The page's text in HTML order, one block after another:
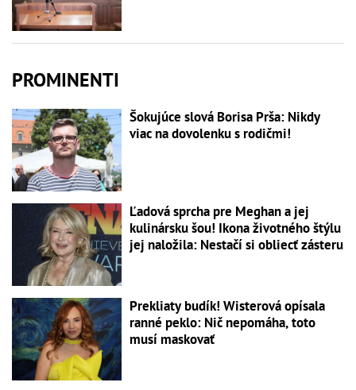
PROMINENTI
Šokujúce slová Borisa Prša: Nikdy
viac na dovolenku s rodičmi!
Ľadová sprcha pre Meghan a jej
kulinársku šou! Ikona životného štýlu
jej naložila: Nestačí si obliecť zásteru
Prekliaty budík! Wisterová opísala
ranné peklo: Nič nepomáha, toto
musí maskovať